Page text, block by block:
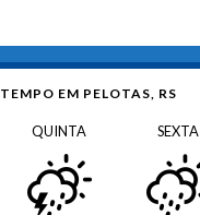
TEMPO EM PELOTAS, RS
QUINTA SEXTA